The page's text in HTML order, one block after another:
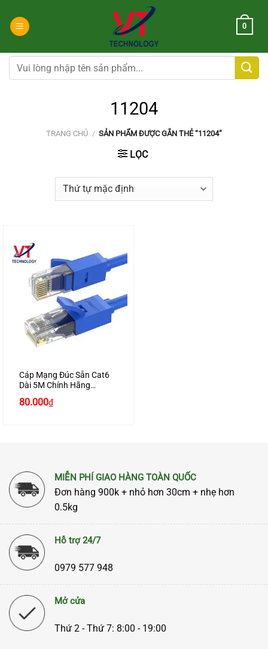
đến
dung
0
Tìm
kiếm:
11204
TRANG CHỦ / SẢN PHẨM ĐƯỢC GẮN THẺ “11204”
LỌC
Cáp Mạng Đúc Sẵn Cat6
Dài 5M Chính Hãng
80.000₫
MIỄN PHÍ GIAO HÀNG TOÀN QUỐC
Đơn hàng 900k + nhỏ hơn 30cm + nhẹ hơn
0.5kg
Hỗ trợ 24/7
0979 577 948
Mở cửa
Thứ 2 - Thứ 7: 8:00 - 19:00